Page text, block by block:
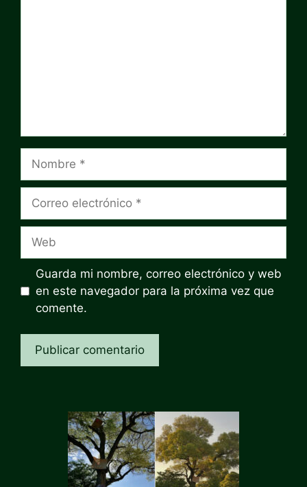
electrónico
Guarda mi nombre, correo electrónico y web
en este navegador para la próxima vez que
comente.